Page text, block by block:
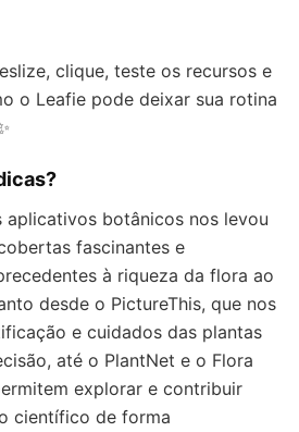
clique, teste os recursos e
o Leafie pode deixar sua rotina
aplicativos botânicos nos levou
fascinantes e
à riqueza da flora ao
desde o PictureThis, que nos
e cuidados das plantas
até o PlantNet e o Flora
explorar e contribuir
científico de forma